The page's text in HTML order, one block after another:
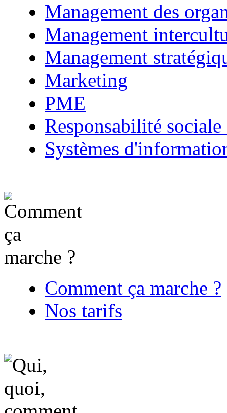
Management des
Management
Management
Marketing
PME
Responsabilité
Systèmes
Comment ça marche ?
Nos tarifs